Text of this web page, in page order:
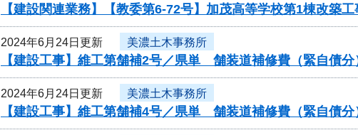
【建設関連業務】【教委第6-72号】加茂高等学校第1棟改築
2024年6月24日更新 美濃土木事務所
【建設工事】維工第舗補2号／県単 舗装道補修費（緊自債
2024年6月24日更新 美濃土木事務所
【建設工事】維工第舗補4号／県単 舗装道補修費（緊自債